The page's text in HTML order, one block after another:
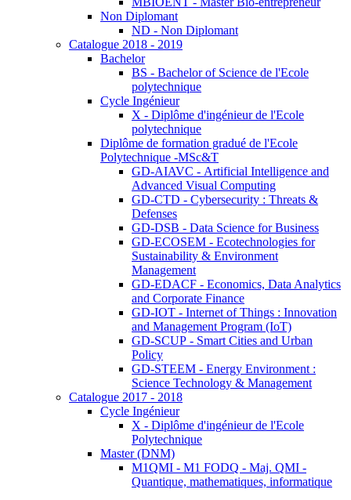
Non Diplomant
ND - Non Diplomant
Catalogue 2018 - 2019
Bachelor
BS - Bachelor of Science de l'Ecole
polytechnique
Cycle Ingénieur
X - Diplôme d'ingénieur de l'Ecole
polytechnique
Diplôme de formation gradué de l'Ecole
Polytechnique -MSc&T
GD-AIAVC - Artificial Intelligence and
Advanced Visual Computing
GD-CTD - Cybersecurity : Threats &
Defenses
GD-DSB - Data Science for Business
GD-ECOSEM - Ecotechnologies for
Sustainability & Environment
Management
GD-EDACF - Economics, Data Analytics
and Corporate Finance
GD-IOT - Internet of Things : Innovation
and Management Program (IoT)
GD-SCUP - Smart Cities and Urban
Policy
GD-STEEM - Energy Environment :
Science Technology & Management
Catalogue 2017 - 2018
Cycle Ingénieur
X - Diplôme d'ingénieur de l'Ecole
Polytechnique
Master (DNM)
M1QMI - M1 FODQ - Maj. QMI -
Quantique, mathematiques, informatique